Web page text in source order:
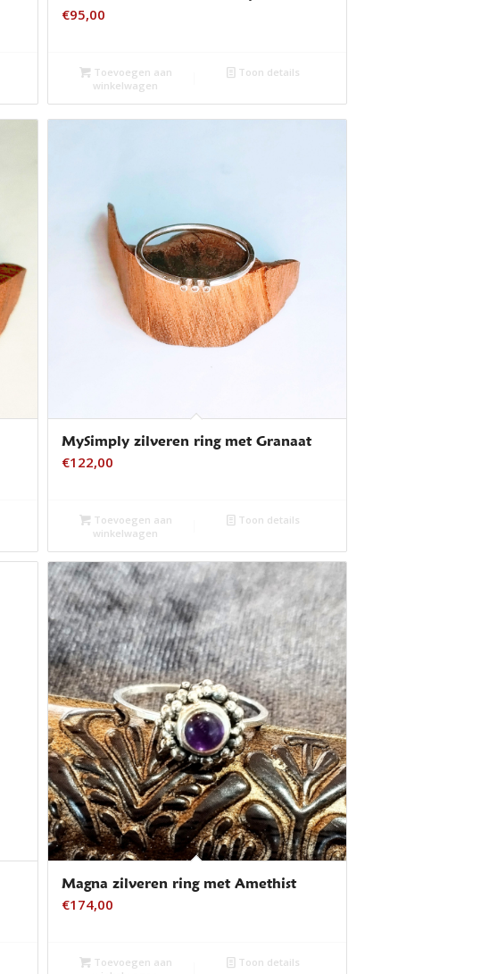
€95,00
Toevoegen aan
winkelwagen
Toon details
MySimply zilveren ring met Granaat
€122,00
Toevoegen aan
winkelwagen
Toon details
Magna zilveren ring met Amethist
€174,00
Toevoegen aan
Toon details